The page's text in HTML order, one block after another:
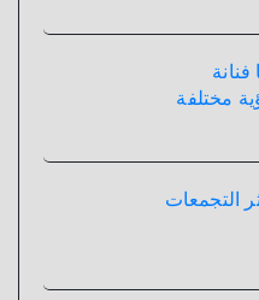
فنانة
مختلفة
التجمعات